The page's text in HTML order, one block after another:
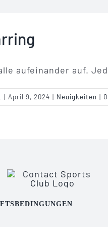
aufeinander auf.
| April 9, 2024 | Neuigkeiten |